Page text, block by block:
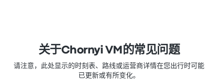
关于Chornyi VM的常见问题
请注意，此处显示的时刻表、路线或运营商详情在您出行时可能
已更新或有所变化。